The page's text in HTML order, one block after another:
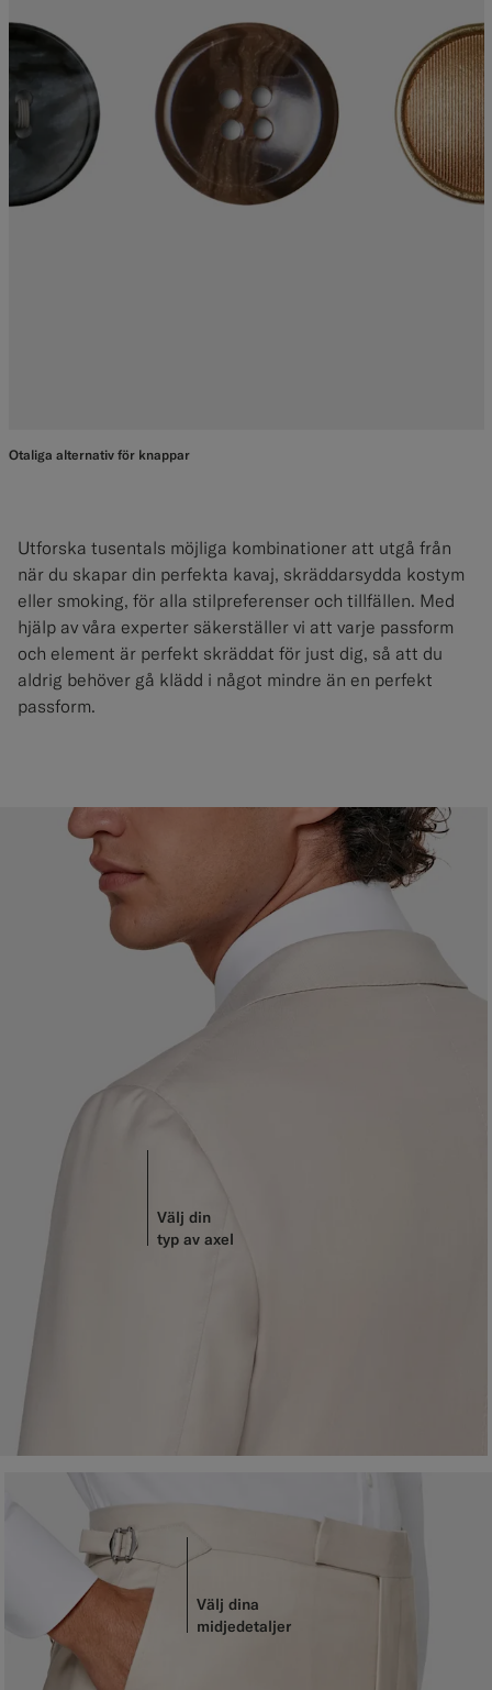
Otaliga alternativ för knappar
Utforska tusentals möjliga kombinationer att utgå från
när du skapar din perfekta kavaj, skräddarsydda kostym
eller smoking, för alla stilpreferenser och tillfällen. Med
hjälp av våra experter säkerställer vi att varje passform
och element är perfekt skräddat för just dig, så att du
aldrig behöver gå klädd i något mindre än en perfekt
passform.
Välj din
typ av axel
Välj dina
midjedetaljer